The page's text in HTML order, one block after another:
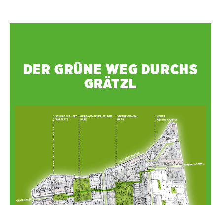
DER GRÜNE WEG DURCHS
GRÄTZL